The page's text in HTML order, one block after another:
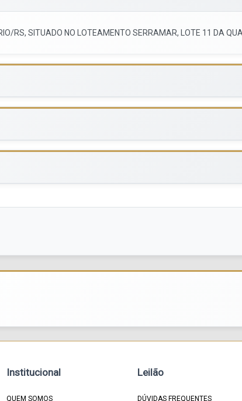
RS, SITUADO NO LOTEAMENTO SERRAMAR, LOTE 11 DA
Institucional
QUEM SOMOS
Leilão
DÚVIDAS FREQUENTES